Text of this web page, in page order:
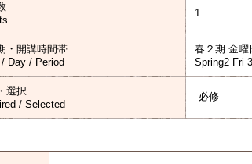
1
・開講時間帯
Day / Period
春２期 金曜
Spring2 Fri 3
選択
/ Selected
必修